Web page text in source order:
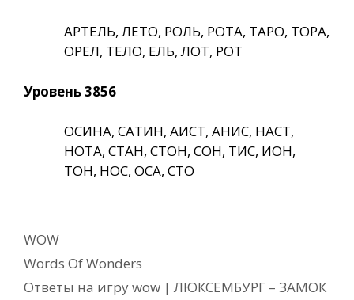
АРТЕЛЬ, ЛЕТО, РОЛЬ, РОТА, ТАРО, ТОРА,
ОРЕЛ, ТЕЛО, ЕЛЬ, ЛОТ, РОТ
Уровень 3856
ОСИНА, САТИН, АИСТ, АНИС, НАСТ,
НОТА, СТАН, СТОН, СОН, ТИС, ИОН,
ТОН, НОС, ОСА, СТО
Рубрики
WOW
Метки
Words Of Wonders
Ответы на игру wow | ЛЮКСЕМБУРГ – ЗАМОК